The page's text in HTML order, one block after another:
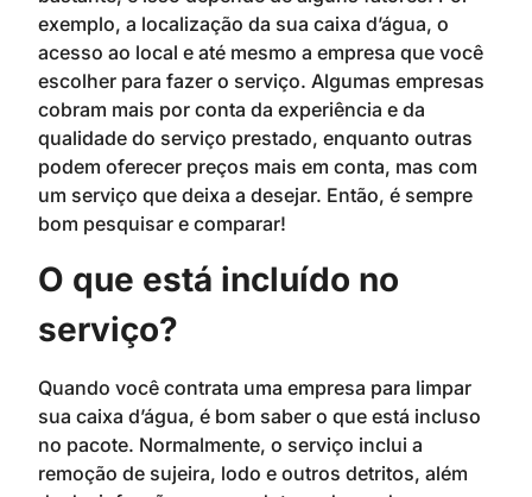
exemplo, a localização da sua caixa d’água, o
acesso ao local e até mesmo a empresa que você
escolher para fazer o serviço. Algumas empresas
cobram mais por conta da experiência e da
qualidade do serviço prestado, enquanto outras
podem oferecer preços mais em conta, mas com
um serviço que deixa a desejar. Então, é sempre
bom pesquisar e comparar!
O que está incluído no
serviço?
Quando você contrata uma empresa para limpar
sua caixa d’água, é bom saber o que está incluso
no pacote. Normalmente, o serviço inclui a
remoção de sujeira, lodo e outros detritos, além